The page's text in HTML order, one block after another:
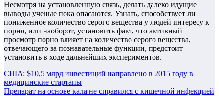
Несмотря на установленную связь, делать далеко идущие
выводы ученые пока опасаются. Узнать, способствует ли
пониженное количество серого вещества у людей интересу к
порно, или наоборот, установить факт, что активный
просмотр порно влияет на количество серого вещества,
отвечающего за познавательные функции, предстоит
установить в ходе дальнейших экспериментов.
Навигация
по
США: $10,5 млрд инвестиций направлено в 2015 году в
медицинские стартапы
Препарат на основе кала не справился с кишечной инфекцией